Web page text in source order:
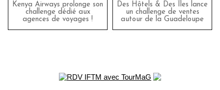
Kenya Airways prolonge son
challenge dédié aux
agences de voyages !
Des Hôtels & Des Îles lance
un challenge de ventes
autour de la Guadeloupe